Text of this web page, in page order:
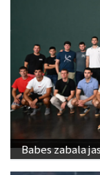
Babes zabala